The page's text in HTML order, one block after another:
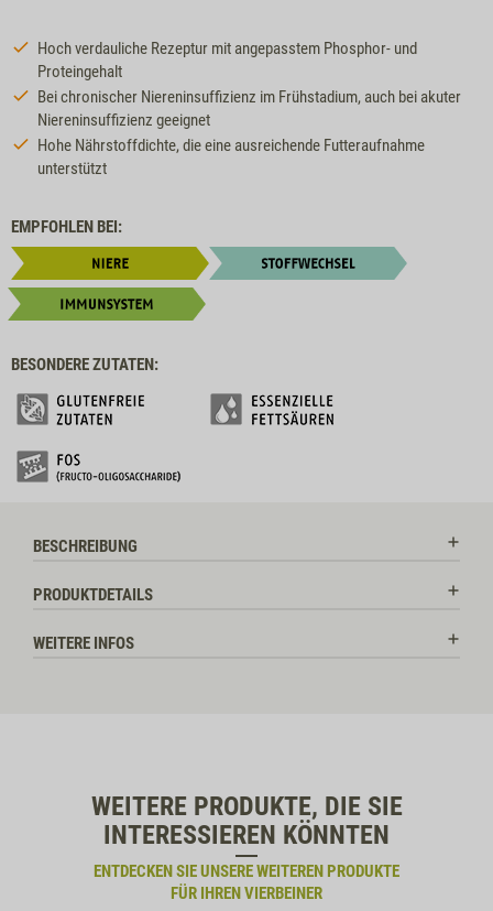
Hoch verdauliche Rezeptur mit angepasstem Phosphor- und
Proteingehalt
Bei chronischer Niereninsuffizienz im Frühstadium, auch bei akuter
Niereninsuffizienz geeignet
Hohe Nährstoffdichte, die eine ausreichende Futteraufnahme
unterstützt
EMPFOHLEN BEI:
BESONDERE ZUTATEN:
BESCHREIBUNG
PRODUKTDETAILS
WEITERE INFOS
WEITERE PRODUKTE, DIE SIE
INTERESSIEREN KÖNNTEN
ENTDECKEN SIE UNSERE WEITEREN PRODUKTE
FÜR IHREN VIERBEINER